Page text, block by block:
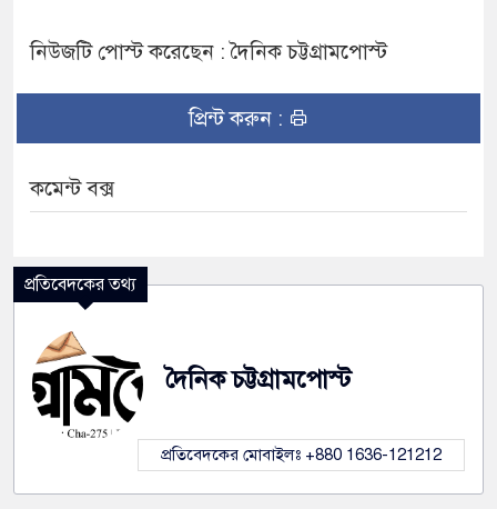
নিউজটি পোস্ট করেছেন : দৈনিক চট্টগ্রামপোস্ট
প্রিন্ট করুন :
কমেন্ট বক্স
প্রতিবেদকের তথ্য
দৈনিক চট্টগ্রামপোস্ট
প্রতিবেদকের মোবাইলঃ +880 1636-121212